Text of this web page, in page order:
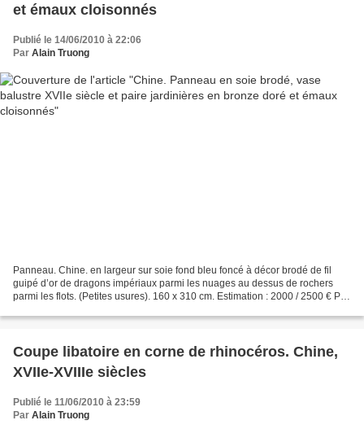
et émaux cloisonnés
Publié le 14/06/2010 à 22:06
Par Alain Truong
Panneau. Chine. en largeur sur soie fond bleu foncé à décor brodé de fil
guipé d’or de dragons impériaux parmi les nuages au dessus de rochers
parmi les flots. (Petites usures). 160 x 310 cm. Estimation : 2000 / 2500 € Pot
Coupe libatoire en corne de rhinocéros. Chine,
XVIIe-XVIIIe siècles
Publié le 11/06/2010 à 23:59
Par Alain Truong